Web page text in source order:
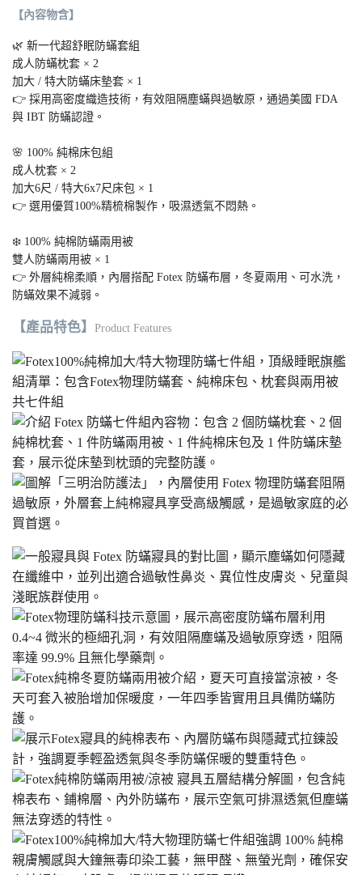
【內容物含】
🌿 新一代超舒眠防蟎套組
成人防蟎枕套 × 2
加大 / 特大防蟎床墊套 × 1
👉 採用高密度織造技術，有效阻隔塵蟎與過敏原，通過美國 FDA
與 IBT 防蟎認證。
🌸 100% 純棉床包組
成人枕套 × 2
加大6尺 / 特大6x7尺床包 × 1
👉 選用優質100%精梳棉製作，吸濕透氣不悶熱。
❄️ 100% 純棉防蟎兩用被
雙人防蟎兩用被 × 1
👉 外層純棉柔順，內層搭配 Fotex 防蟎布層，冬夏兩用、可水洗，
防蟎效果不減弱。
【產品特色】 Product Features